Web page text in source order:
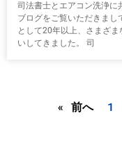
司法書士とエアコン洗浄に
ブログをご覧いただきまし
として20年以上、さまざ
いしてきました。 司
« 前へ 1